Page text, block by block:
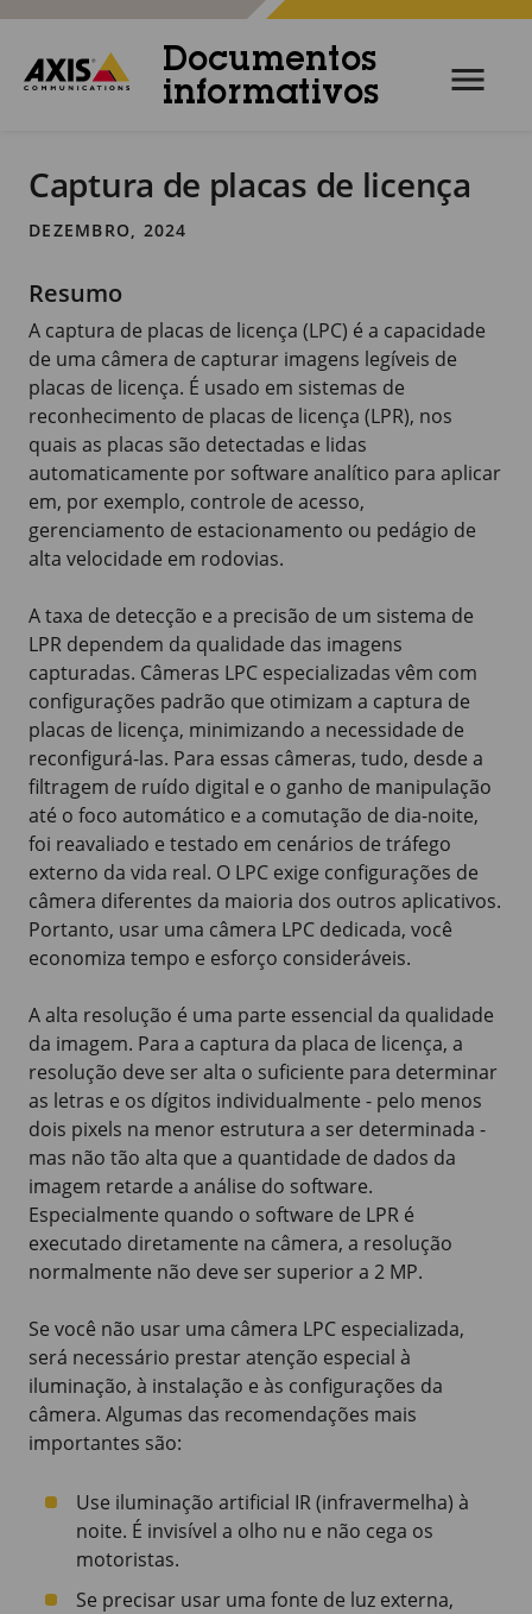
Documentos
informativos
Captura de placas de licença
DEZEMBRO, 2024
Resumo
A captura de placas de licença (LPC) é a capacidade
de uma câmera de capturar imagens legíveis de
placas de licença. É usado em sistemas de
reconhecimento de placas de licença (LPR), nos
quais as placas são detectadas e lidas
automaticamente por software analítico para aplicar
em, por exemplo, controle de acesso,
gerenciamento de estacionamento ou pedágio de
alta velocidade em rodovias.
A taxa de detecção e a precisão de um sistema de
LPR dependem da qualidade das imagens
capturadas. Câmeras LPC especializadas vêm com
configurações padrão que otimizam a captura de
placas de licença, minimizando a necessidade de
reconfigurá-las. Para essas câmeras, tudo, desde a
filtragem de ruído digital e o ganho de manipulação
até o foco automático e a comutação de dia-noite,
foi reavaliado e testado em cenários de tráfego
externo da vida real. O LPC exige configurações de
câmera diferentes da maioria dos outros aplicativos.
Portanto, usar uma câmera LPC dedicada, você
economiza tempo e esforço consideráveis.
A alta resolução é uma parte essencial da qualidade
da imagem. Para a captura da placa de licença, a
resolução deve ser alta o suficiente para determinar
as letras e os dígitos individualmente - pelo menos
dois pixels na menor estrutura a ser determinada -
mas não tão alta que a quantidade de dados da
imagem retarde a análise do software.
Especialmente quando o software de LPR é
executado diretamente na câmera, a resolução
normalmente não deve ser superior a 2 MP.
Se você não usar uma câmera LPC especializada,
será necessário prestar atenção especial à
iluminação, à instalação e às configurações da
câmera. Algumas das recomendações mais
importantes são:
Use iluminação artificial IR (infravermelha) à
noite. É invisível a olho nu e não cega os
motoristas.
Se precisar usar uma fonte de luz externa,